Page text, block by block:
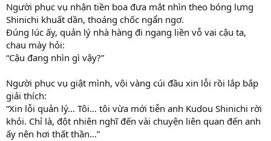
Người phục vụ nhận tiền boa đưa mắt nhìn theo bóng lưng
Shinichi khuất dần, thoáng chốc ngẩn ngơ.
Đúng lúc ấy, quản lý nhà hàng đi ngang liền vỗ vai cậu ta,
chau mày hỏi:
“Cậu đang nhìn gì vậy?”
Người phục vụ giật mình, vội vàng cúi đầu xin lỗi rồi lắp bắp
giải thích:
“Xin lỗi quản lý… Tôi… tôi vừa mới tiễn anh Kudou Shinichi rời
khỏi. Chỉ là, đột nhiên nghĩ đến vài chuyện liên quan đến anh
ấy nên hơi thất thần…”